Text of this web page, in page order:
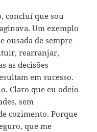
concluí que sou
Um exemplo
ousada de sempre
rearranjar,
as decisões
em sucesso.
Claro que eu odeio
sem
cozimento. Porque
que me